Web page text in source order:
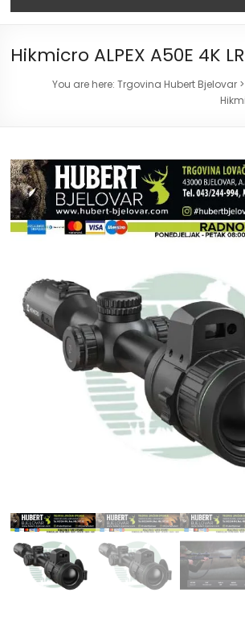
Hikmicro ALPEX A50E 4K
You are here: Trgovina Hubert Bjelovar>